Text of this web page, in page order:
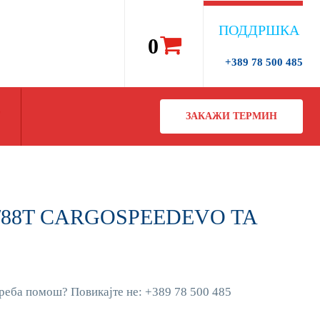
0
ПОДДРШКА
+389 78 500 485
ЗАКАЖИ ТЕРМИН
CARGOSPEEDEVO TA
помош? Повикајте не: +389 78 500 485